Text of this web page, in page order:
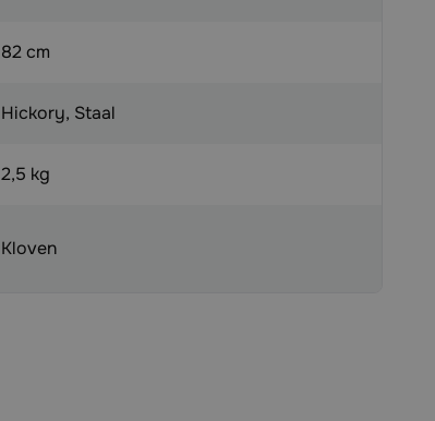
82 cm
Hickory, Staal
2,5 kg
Kloven